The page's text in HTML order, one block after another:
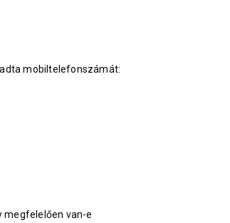
mobiltelefonszámát:
megfelelően van-e